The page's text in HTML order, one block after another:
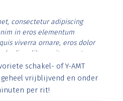
consectetur adipiscing
in eros elementum
viverra ornare, eros dolor
diam libero vitae erat.
cursus id rutrum lorem
risus tristique posuere.
schakel- of Y-AMT
vrijblijvend en onder
per rit!